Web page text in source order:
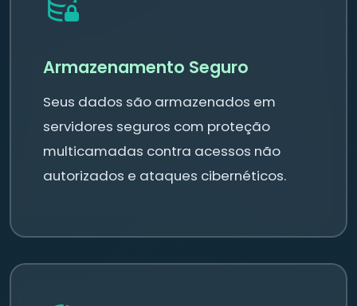
Armazenamento Seguro
Seus dados são armazenados em
servidores seguros com proteção
multicamadas contra acessos não
autorizados e ataques cibernéticos.